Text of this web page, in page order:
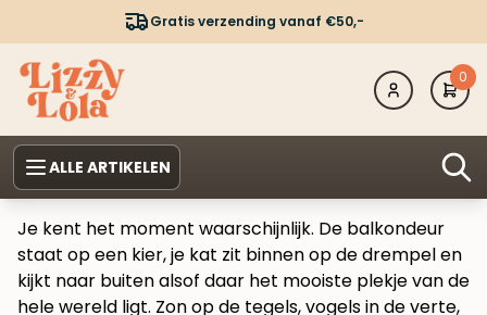
Gratis verzending vanaf €50,-
0
ALLE ARTIKELEN
Je kent het moment waarschijnlijk. De balkondeur
staat op een kier, je kat zit binnen op de drempel en
kijkt naar buiten alsof daar het mooiste plekje van de
hele wereld ligt. Zon op de tegels, vogels in de verte,